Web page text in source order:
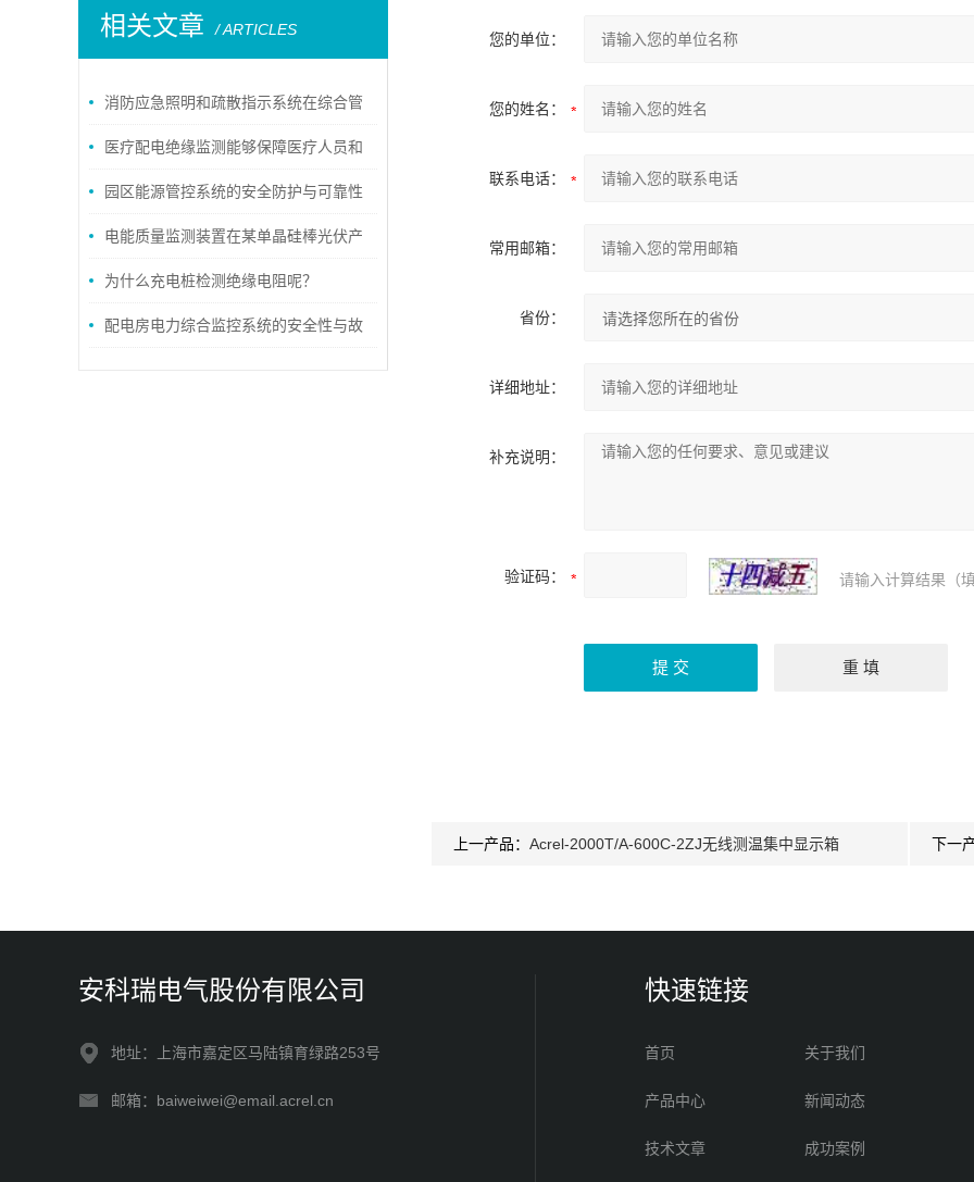
相关文章 / ARTICLES
消防应急照明和疏散指示系统在综合管
廊的应用
医疗配电绝缘监测能够保障医疗人员和
患者的安全
园区能源管控系统的安全防护与可靠性
设计电能质量监测装置在某单晶硅棒光伏产
业基地的应用
为什么充电桩检测绝缘电阻呢？
配电房电力综合监控系统的安全性与故
您的单位：
您的姓名：
联系电话：
常用邮箱：
省份：
详细地址：
补充说明：
验证码： 请输入计算结果（
上一产品： Acrel-2000T/A-600C-2ZJ无线测温集中显示箱 下一
安科瑞电气股份有限公司
地址：上海市嘉定区马陆镇育绿路253号
邮箱：baiweiwei@email.acrel.cn
快速链接
首页 关于我们
产品中心 新闻动态
技术文章 成功案例